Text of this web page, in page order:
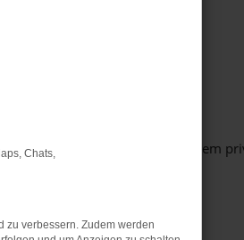
anderen Browser oder in einem
Chats,
zu verbessern. Zudem werden